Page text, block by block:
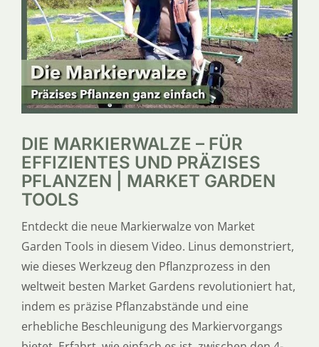
SERVICE
ÜBER UNS
DIE MARKIERWALZE – FÜR
EFFIZIENTES UND PRÄZISES
PFLANZEN | MARKET GARDEN
TOOLS
Entdeckt die neue Markierwalze von Market
Garden Tools in diesem Video. Linus demonstriert,
wie dieses Werkzeug den Pflanzprozess in den
weltweit besten Market Gardens revolutioniert hat,
indem es präzise Pflanzabstände und eine
erhebliche Beschleunigung des Markiervorgangs